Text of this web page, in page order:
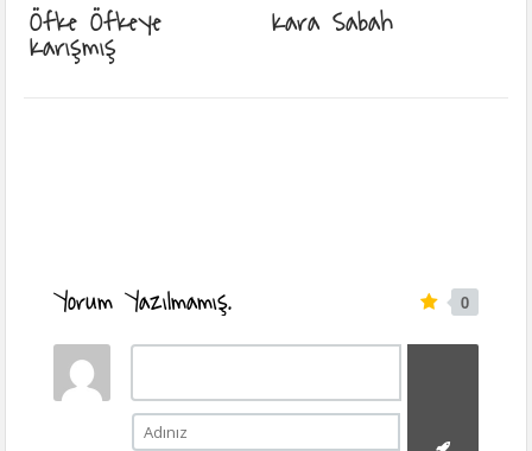
Öfke Öfkeye
Karışmış
Kara Sabah
Yorum Yazılmamış. 0